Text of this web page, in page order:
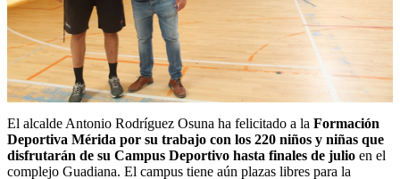
El alcalde Antonio Rodríguez Osuna ha felicitado a la Formación
Deportiva Mérida por su trabajo con los 220 niños y niñas que
disfrutarán de su Campus Deportivo hasta finales de julio en el
complejo Guadiana. El campus tiene aún plazas libres para la